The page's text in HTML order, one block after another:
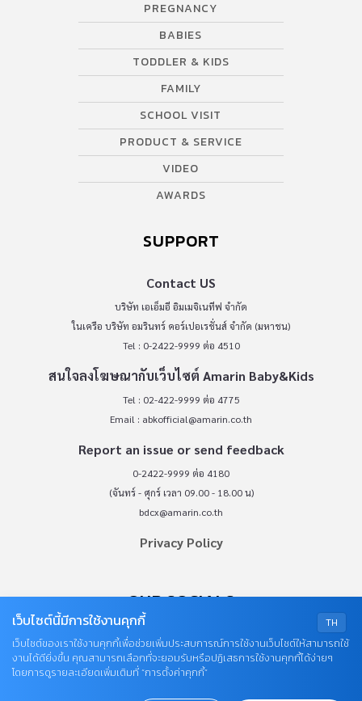
PREGNANCY
BABIES
TODDLER & KIDS
FAMILY
SCHOOL VISIT
PRODUCT & SERVICE
VIDEO
AWARDS
SUPPORT
Contact US
บริษัท เอเอ็มอี อิมเมจิเนทีฟ จำกัด
ในเครือ บริษัท อมรินทร์ คอร์เปอเรชั่นส์ จำกัด (มหาชน)
Tel : 0-2422-9999 ต่อ 4510
สนใจลงโฆษณากับเว็บไซต์ Amarin Baby&Kids
Tel : 02-422-9999 ต่อ 4775
Email : abkofficial@amarin.co.th
Report an issue or send feedback
0-2422-9999 ต่อ 4180
(จันทร์ - ศุกร์ เวลา 09.00 - 18.00 น)
bdcx@amarin.co.th
Privacy Policy
OUR SOCIALS
TH
เว็บไซต์นี้มีการใช้งานคุกกี้
เว็บไซต์ของเราใช้งานคุกกี้เพื่อช่วยเพิ่มประสบการณ์การใช้งานเว็บไซต์ให้สามารถใช้
งานได้ดียิ่งขึ้น คุณสามารถเลือกที่จะยอมรับหรือปฏิเสธการใช้งานคุกกี้ได้ง่ายๆ
โดยการดูรายละเอียดเพิ่มเติมที่ “การตั้งค่าคุกกี้”